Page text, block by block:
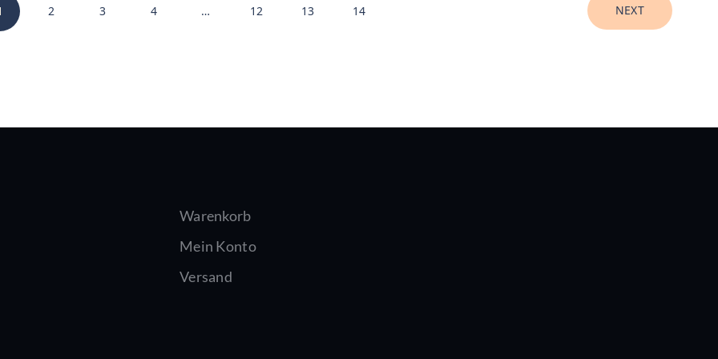
2 3 4 … 12 13 14 NEXT
Warenkorb
Mein Konto
Versand